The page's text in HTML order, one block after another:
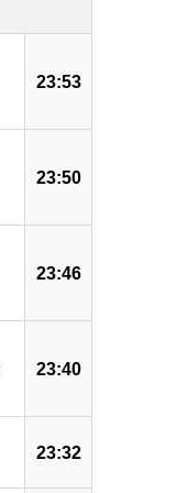
23:53
23:50
23:46
23:40
23:32